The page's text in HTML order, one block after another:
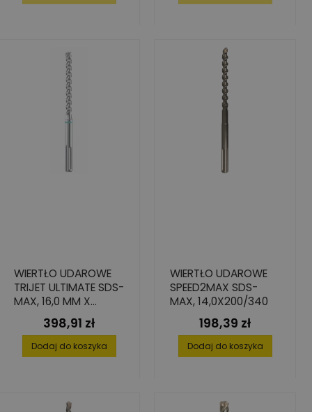
WIERTŁO UDAROWE
TRIJET ULTIMATE SDS-
MAX, 16,0 MM X
600/740Cena
398,91 zł
Dodaj do koszyka
WIERTŁO UDAROWE
SPEED2MAX SDS-
MAX, 14,0X200/340
Cena
198,39 zł
Dodaj do koszyka